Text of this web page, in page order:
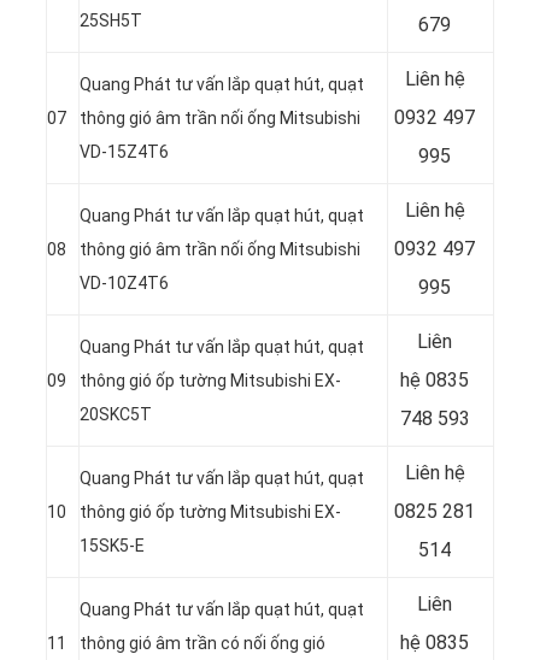
25SH5T
679
07
Quang Phát tư vấn lắp quạt hút, quạt
thông gió âm trần nối ống Mitsubishi
VD-15Z4T6
Liên hệ
0932 497
995
08
Quang Phát tư vấn lắp quạt hút, quạt
thông gió âm trần nối ống Mitsubishi
VD-10Z4T6
Liên hệ
0932 497
995
09
Quang Phát tư vấn lắp quạt hút, quạt
thông gió ốp tường Mitsubishi EX-
20SKC5T
Liên
hệ 0835
748 593
10
Quang Phát tư vấn lắp quạt hút, quạt
thông gió ốp tường Mitsubishi EX-
15SK5-E
Liên hệ
0825 281
514
11
Quang Phát tư vấn lắp quạt hút, quạt
thông gió âm trần có nối ống gió
Liên
hệ 0835